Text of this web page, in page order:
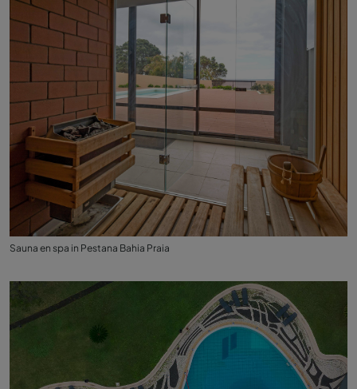
Sauna en spa in Pestana Bahia Praia